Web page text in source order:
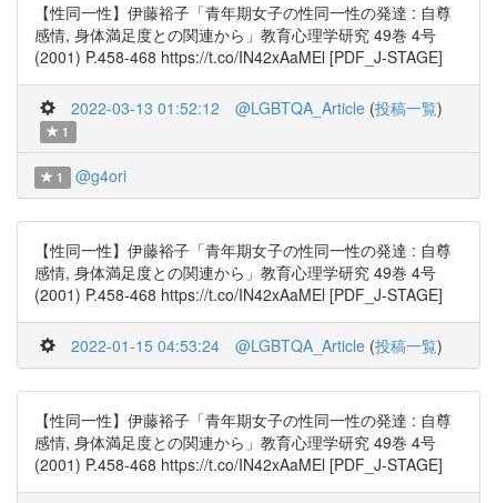
【性同一性】伊藤裕子「青年期女子の性同一性の発達 : 自尊
感情, 身体満足度との関連から」教育心理学研究 49巻 4号
(2001) P.458-468 https://t.co/IN42xAaMEl [PDF_J-STAGE]
2022-03-13 01:52:12 @LGBTQA_Article (投稿一覧)
1
1 @g4ori
【性同一性】伊藤裕子「青年期女子の性同一性の発達 : 自尊
感情, 身体満足度との関連から」教育心理学研究 49巻 4号
(2001) P.458-468 https://t.co/IN42xAaMEl [PDF_J-STAGE]
2022-01-15 04:53:24 @LGBTQA_Article (投稿一覧)
【性同一性】伊藤裕子「青年期女子の性同一性の発達 : 自尊
感情, 身体満足度との関連から」教育心理学研究 49巻 4号
(2001) P.458-468 https://t.co/IN42xAaMEl [PDF_J-STAGE]